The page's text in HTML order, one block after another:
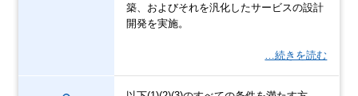
築、およびそれを汎化したサービスの設計
開発を実施。
…続きを読む